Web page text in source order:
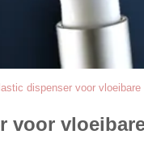
dispenser voor vloeibare
voor